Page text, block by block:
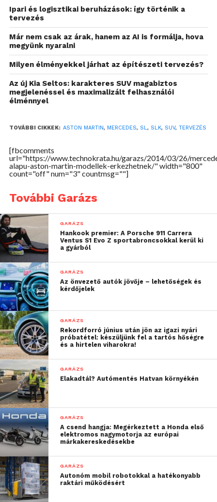
részt vásárolna az Astonból, ami a tőkeinjekció
mellett az érdekeltség fokozását is jelentené, amely
a technológiai vívmányok nagyobb arányú
megosztásáról is gondoskodna.
Ipari és logisztikai beruházások: így történik a
tervezés
Már nem csak az árak, hanem az AI is formálja, hova
megyünk nyaralni
Milyen élményekkel járhat az építészeti tervezés?
Az új Kia Seltos: karakteres SUV magabiztos
megjelenéssel és maximalizált felhasználói
élménnyel
TOVÁBBI CIKKEK: ASTON MARTIN, MERCEDES, SL, SLK, SUV, TERVEZÉS
[fbcomments
url="https://www.technokrata.hu/garazs/2014/03/26/
alapu-aston-martin-modellek-erkezhetnek/" width="800"
count="off" num="3" countmsg=""]
További Garázs
GARÁZS
Hankook premier: A Porsche 911 Carrera
Ventus S1 Evo Z sportabroncsokkal kerül ki
a gyárból
GARÁZS
Az önvezető autók jövője – lehetőségek és
kérdőjelek
GARÁZS
Rekordforró június után jön az igazi nyári
próbatétel: készüljünk fel a tartós hőségre
és a hirtelen viharokra!
GARÁZS
Elakadtál? Autómentés Hatvan környékén
GARÁZS
A csend hangja: Megérkeztett a Honda első
elektromos nagymotorja az európai
márkakereskedésekbe
GARÁZS
Autonóm mobil robotokkal a hatékonyabb
raktári működésért